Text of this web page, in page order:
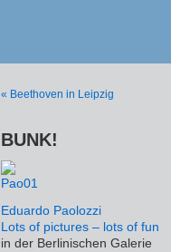
« Beethoven in Leipzig
BUNK!
Eduardo Paolozzi
Lots of pictures – lots of fun
in der Berlinischen Galerie